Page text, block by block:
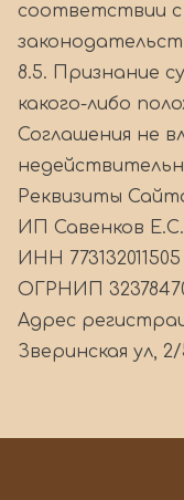
соответствии
8.5. Признание
какого-либо
Соглашения не
Реквизиты
ИП Савенков Е.С.
ИНН 773132011505
ОГРНИП
Адрес
Зверинская ул,